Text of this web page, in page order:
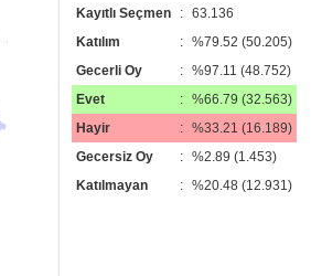
Kayıtlı Seçmen
: 63.136
Katılım
: %79.52 (50.205)
Gecerli Oy
: %97.11 (48.752)
Evet
: %66.79 (32.563)
Hayir
: %33.21 (16.189)
Gecersiz Oy
: %2.89 (1.453)
Katılmayan
: %20.48 (12.931)